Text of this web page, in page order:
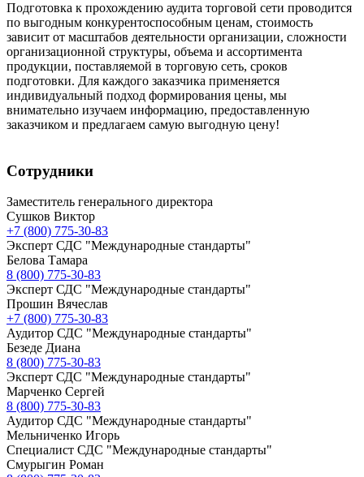
Подготовка к прохождению аудита торговой сети проводится
по выгодным конкурентоспособным ценам, стоимость
зависит от масштабов деятельности организации, сложности
организационной структуры, объема и ассортимента
продукции, поставляемой в торговую сеть, сроков
подготовки. Для каждого заказчика применяется
индивидуальный подход формирования цены, мы
внимательно изучаем информацию, предоставленную
заказчиком и предлагаем самую выгодную цену!
Сотрудники
Заместитель генерального директора
Сушков Виктор
+7 (800) 775-30-83
Эксперт СДС "Международные стандарты"
Белова Тамара
8 (800) 775-30-83
Эксперт СДС "Международные стандарты"
Прошин Вячеслав
+7 (800) 775-30-83
Аудитор СДС "Международные стандарты"
Безеде Диана
8 (800) 775-30-83
Эксперт СДС "Международные стандарты"
Марченко Сергей
8 (800) 775-30-83
Аудитор СДС "Международные стандарты"
Мельниченко Игорь
Специалист СДС "Международные стандарты"
Смурыгин Роман